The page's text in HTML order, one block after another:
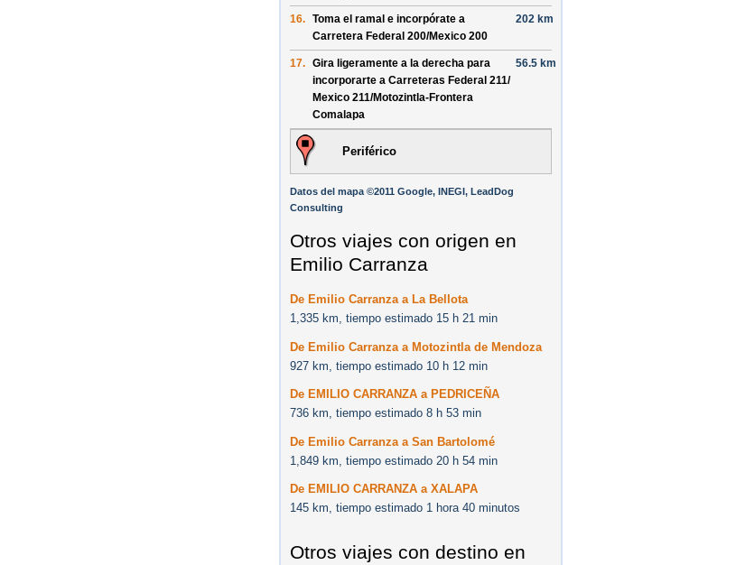
16. Toma el ramal e incorpórate a
Carretera Federal 200/Mexico 200
202 km
17. Gira ligeramente a la derecha para
incorporarte a Carreteras Federal 211/
Mexico 211/Motozintla-Frontera
Comalapa
56.5 km
Periférico
Datos del mapa ©2011 Google, INEGI, LeadDog
Consulting
Otros viajes con origen en
Emilio Carranza
De Emilio Carranza a La Bellota
1,335 km, tiempo estimado 15 h 21 min
De Emilio Carranza a Motozintla de Mendoza
927 km, tiempo estimado 10 h 12 min
De EMILIO CARRANZA a PEDRICEÑA
736 km, tiempo estimado 8 h 53 min
De Emilio Carranza a San Bartolomé
1,849 km, tiempo estimado 20 h 54 min
De EMILIO CARRANZA a XALAPA
145 km, tiempo estimado 1 hora 40 minutos
Otros viajes con destino en